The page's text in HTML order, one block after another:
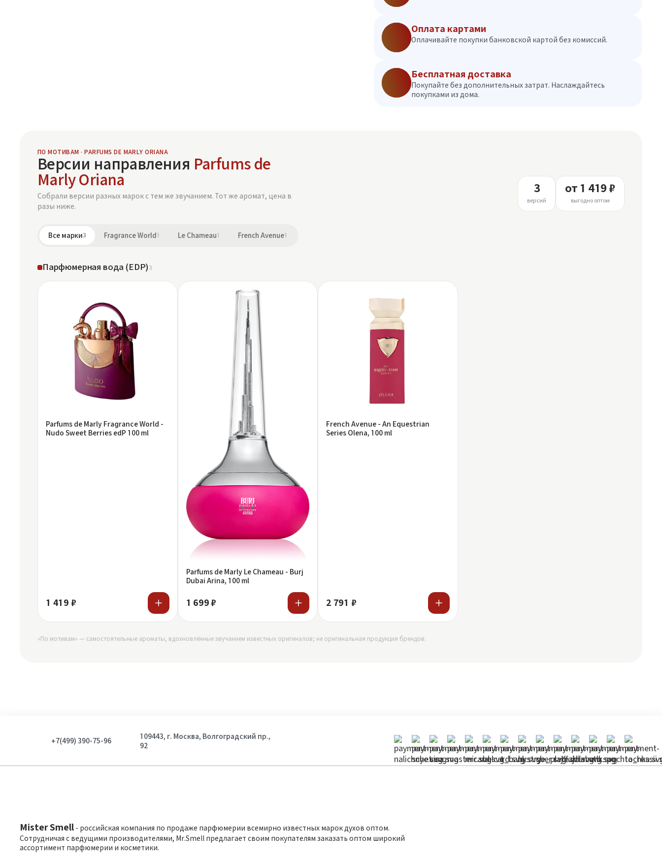
Оплата картами
Оплачивайте покупки банковской картой без комиссий.
Бесплатная доставка
Покупайте без дополнительных затрат. Наслаждайтесь
покупками из дома.
ПО МОТИВАМ · PARFUMS DE MARLY ORIANA
Версии направления Parfums de
Marly Oriana
Собрали версии разных марок с тем же звучанием. Тот же аромат, цена в
разы ниже.
3
версий
от 1 419 ₽
выгодно оптом
Все марки3 Fragrance World 1 Le Chameau1 French Avenue1
Парфюмерная вода (EDP)3
Parfums de Marly Fragrance World -
Nudo Sweet Berries edP 100 ml
1 419 ₽
Parfums de Marly Le Chameau - Burj
Dubai Arina, 100 ml
1 699 ₽
French Avenue - An Equestrian
Series Olena, 100 ml
2 791 ₽
«По мотивам» — самостоятельные ароматы, вдохновлённые звучанием известных оригиналов; не оригинальная продукция брендов.
+7(499) 390-75-96
109443, г. Москва, Волгоградский пр.,
92
Mister Smell - российская компания по продаже парфюмерии всемирно известных марок духов оптом.
Сотрудничая с ведущими производителями, Mr.Smell предлагает своим покупателям заказать оптом широкий
ассортимент парфюмерии и косметики.